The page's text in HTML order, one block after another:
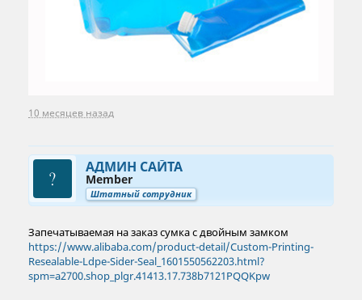
10 месяцев назад
АДМИН САЙТА
Member
Штатный сотрудник
Запечатываемая на заказ сумка с двойным замком
https://www.alibaba.com/product-detail/Custom-Printing-
Resealable-Ldpe-Sider-Seal_1601550562203.html?
spm=a2700.shop_plgr.41413.17.738b7121PQQKpw